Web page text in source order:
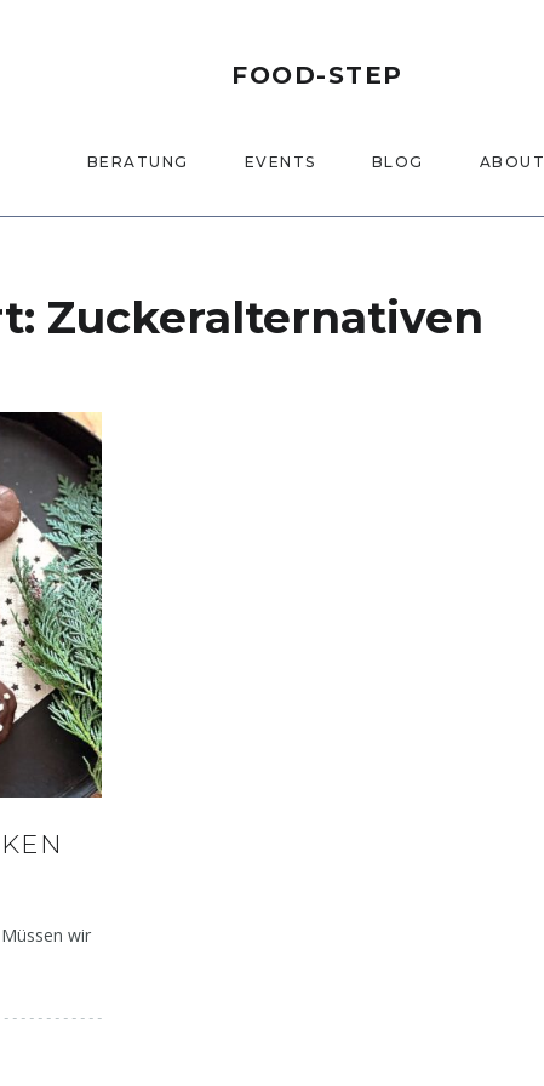
FOOD-STEP
BERATUNG EVENTS BLOG ABOUT
Zuckeralternativen
wir